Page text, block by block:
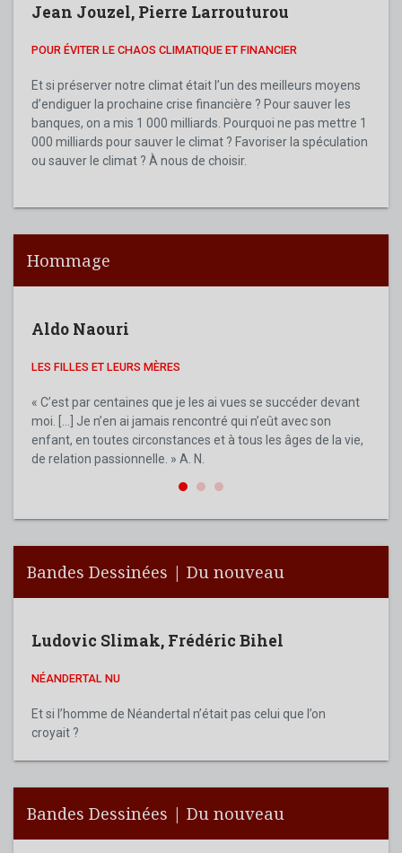
Jean Jouzel, Pierre Larrouturou
POUR ÉVITER LE CHAOS CLIMATIQUE ET FINANCIER
Et si préserver notre climat était l’un des meilleurs moyens
d’endiguer la prochaine crise financière ? Pour sauver les
banques, on a mis 1 000 milliards. Pourquoi ne pas mettre 1
000 milliards pour sauver le climat ? Favoriser la spéculation
ou sauver le climat ? À nous de choisir.
Hommage
Aldo Naouri
LES FILLES ET LEURS MÈRES
« C’est par centaines que je les ai vues se succéder devant
moi. […] Je n’en ai jamais rencontré qui n’eût avec son
enfant, en toutes circonstances et à tous les âges de la vie,
de relation passionnelle. » A. N.
Bandes Dessinées | Du nouveau
Ludovic Slimak, Frédéric Bihel
NÉANDERTAL NU
Et si l’homme de Néandertal n’était pas celui que l’on
croyait ?
Bandes Dessinées | Du nouveau